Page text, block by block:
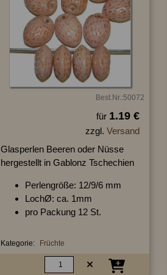
Best.Nr.:50072
für 1.19 €
zzgl. Versand
Glasperlen Beeren oder Nüsse
hergestellt in Gablonz Tschechien
Perlengröße: 12/9/6 mm
LochØ: ca. 1mm
pro Packung 12 St.
Kategorie: Früchte